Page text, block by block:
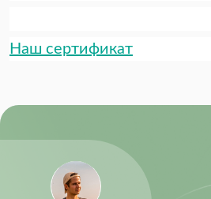
Наш сертификат